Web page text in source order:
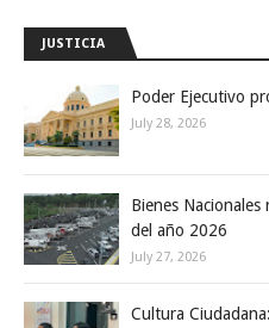
JUSTICIA
Poder Ejecutivo
July 28, 2026
Bienes
del año 2026
July 27, 2026
Cultura